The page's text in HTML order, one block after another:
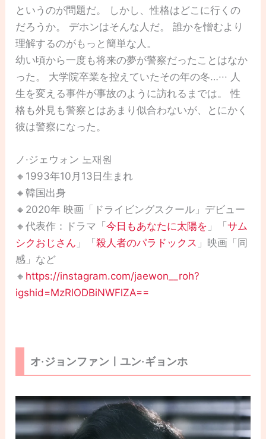
というのが問題だ。 しかし、性格はどこに行くの
だろうか。 デホンはそんな人だ。 誰かを憎むより
理解するのがもっと簡単な人。
幼い頃から一度も将来の夢が警察だったことはなか
った。 大学院卒業を控えていたその年の冬…··· 人
生を変える事件が事故のように訪れるまでは。 性
格も外見も警察とはあまり似合わないが、とにかく
彼は警察になった。
ノ·ジェウォン 노재원
🔸1993年10月13日生まれ
🔸韓国出身
🔸2020年 映画「ドライビングスクール」デビュー
🔸代表作：ドラマ「今日もあなたに太陽を 」「サム
シクおじさん 」「殺人者のパラドックス 」映画「同
感」など
🔸 https://instagram.com/jaewon__roh?
igshid=MzRlODBiNWFlZA==
オ·ジョンファンㅣユン·ギョンホ